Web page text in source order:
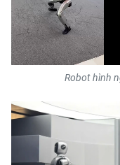
Robot hình